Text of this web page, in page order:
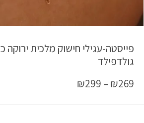
גולדפילד
₪269
–
₪299